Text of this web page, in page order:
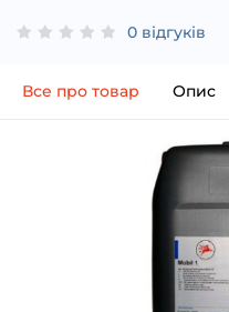
0 відгуків
Все про товар Опис